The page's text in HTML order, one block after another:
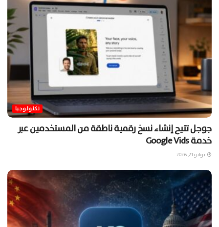
تكنولوجيا
جوجل تتيح إنشاء نسخ رقمية ناطقة من المستخدمين عبر
خدمة Google Vids
يوليو 21, 2026